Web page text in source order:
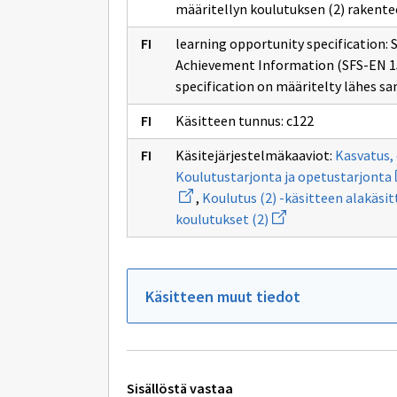
määritellyn koulutuksen (2)
learning opportunity specification:
Achievement Information (SFS-EN
specification on määritelty lähes
Käsitteen tunnus: c122
Käsitejärjestelmäkaaviot:
Koulutustarjonta ja opetustarjonta
, Koulutus (2) -käsitteen
koulutukset (2) Avaa
uuden
ikkunan
Tutkintoon
koulutukset
Käsitteen muut tiedot
Tekniset
Sisällöstä vastaa